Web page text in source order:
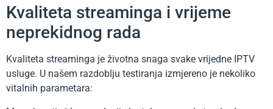
Kvaliteta streaminga i vrijeme
neprekidnog rada
Kvaliteta streaminga je životna snaga svake vrijedne IPTV
usluge. U našem razdoblju testiranja izmjereno je nekoliko
vitalnih parametara: